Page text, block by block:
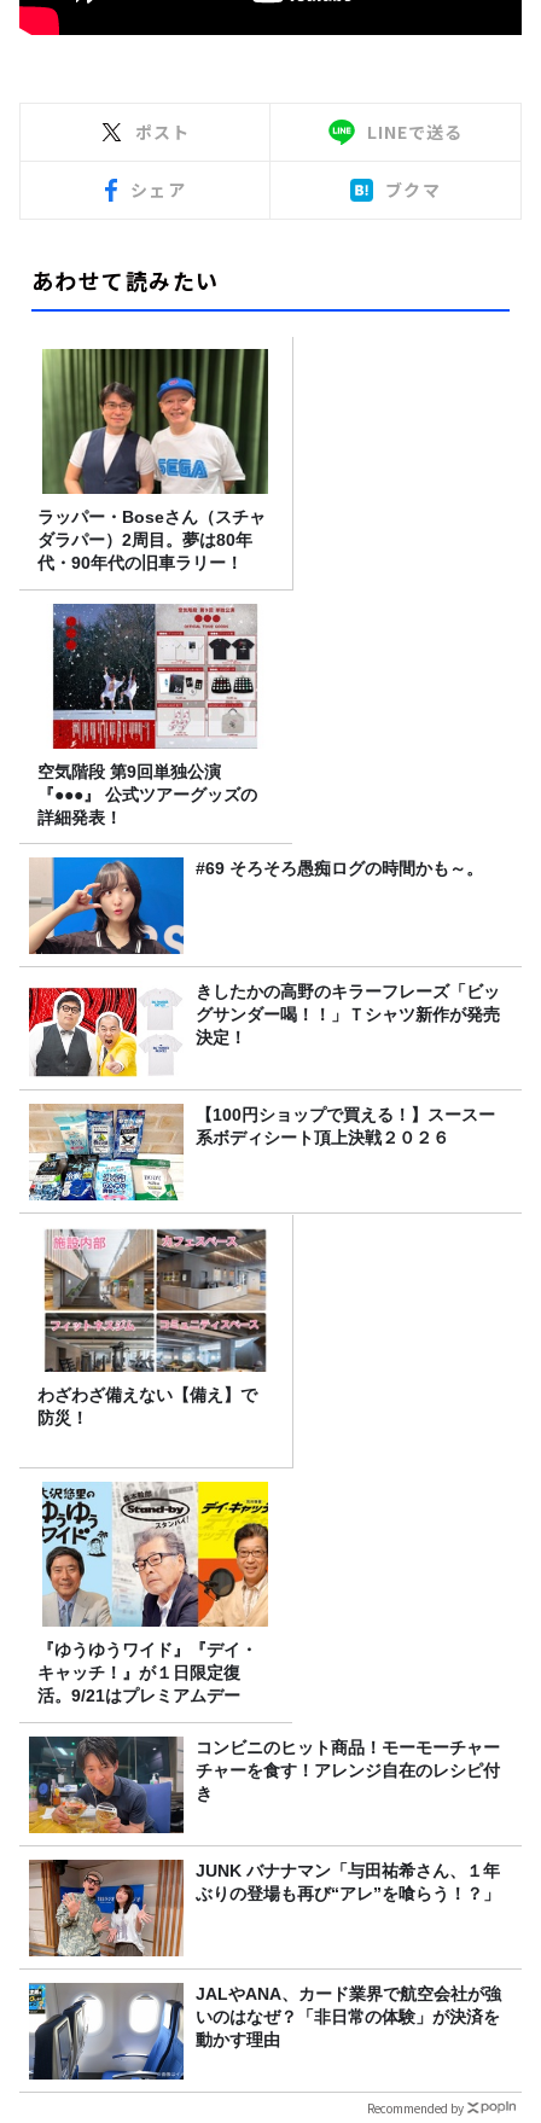
ポスト LINEで送る
シェア ブクマ
あわせて読みたい
ラッパー・Boseさん（スチャ
ダラパー）2周目。夢は80年
代・90年代の旧車ラリー！
空気階段 第9回単独公演
『●●●』 公式ツアーグッズの
詳細発表！
#69 そろそろ愚痴ログの時間かも～。
きしたかの高野のキラーフレーズ「ビッ
グサンダー喝！！」Ｔシャツ新作が発売
決定！
【100円ショップで買える！】スースー
系ボディシート頂上決戦２０２６
わざわざ備えない【備え】で
防災！
『ゆうゆうワイド』『デイ・
キャッチ！』が１日限定復
活。9/21はプレミアムデー
コンビニのヒット商品！モーモーチャー
チャーを食す！アレンジ自在のレシピ付
き
JUNK バナナマン「与田祐希さん、１年
ぶりの登場も再び“アレ”を喰らう！？」
JALやANA、カード業界で航空会社が強
いのはなぜ？「非日常の体験」が決済を
動かす理由
Recommended by